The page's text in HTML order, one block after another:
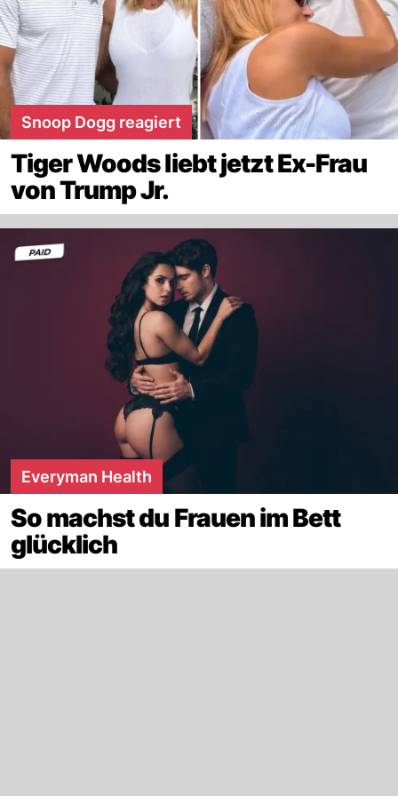
Snoop Dogg reagiert
Tiger Woods liebt jetzt Ex-Frau
von Trump Jr.
Everyman Health
So machst du Frauen im Bett
glücklich